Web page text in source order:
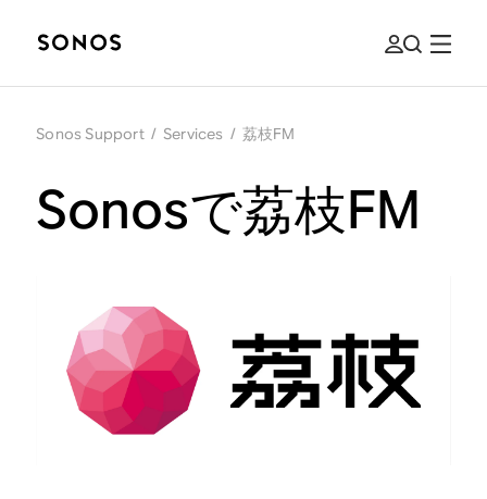
Sonos Support / Services / 荔枝FM
Sonosで荔枝FM